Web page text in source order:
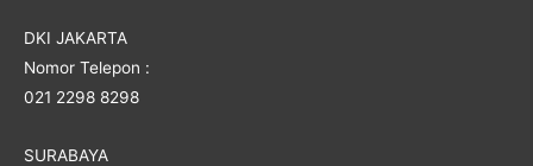
DKI JAKARTA
Nomor Telepon :
021 2298 8298
SURABAYA